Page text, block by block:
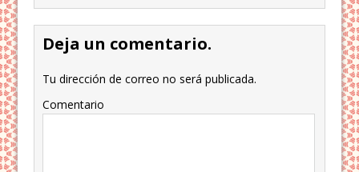
Deja un comentario.
Tu dirección de correo no será publicada.
Comentario